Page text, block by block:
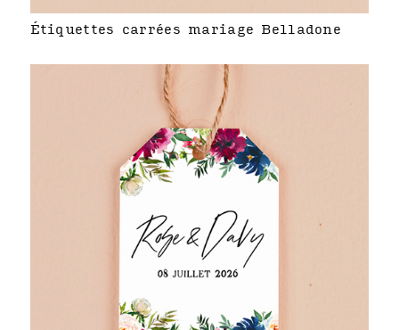
Étiquettes carrées mariage Belladone